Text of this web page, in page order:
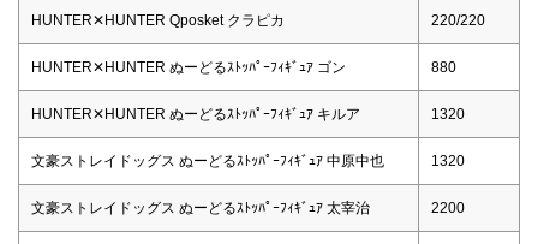
HUNTER✕HUNTER Qposket クラピカ 220/220
HUNTER✕HUNTER ぬーどるｽﾄｯﾊﾟｰﾌｨｷﾞｭｱ ゴン 880
HUNTER✕HUNTER ぬーどるｽﾄｯﾊﾟｰﾌｨｷﾞｭｱ キルア 1320
文豪ストレイドッグス ぬーどるｽﾄｯﾊﾟｰﾌｨｷﾞｭｱ 中原中也 1320
文豪ストレイドッグス ぬーどるｽﾄｯﾊﾟｰﾌｨｷﾞｭｱ 太宰治 2200